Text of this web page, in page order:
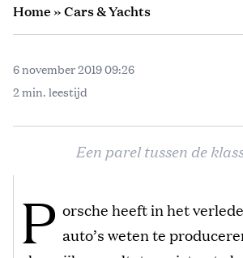
Home»Cars & Yachts
6 november 2019 09:26
2 min. leestijd
Een parel tussen de
P orsche heeft in het
auto’s weten te